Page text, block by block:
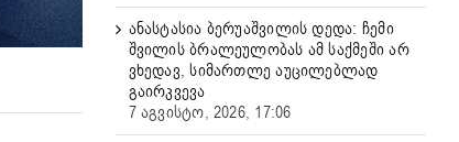
ანასტასია ბერუაშვილის დედა: ჩემი
შვილის ბრალეულობას ამ საქმეში არ
ვხედავ, სიმართლე აუცილებლად
გაირკვევა
7 აგვისტო, 2026, 17:06